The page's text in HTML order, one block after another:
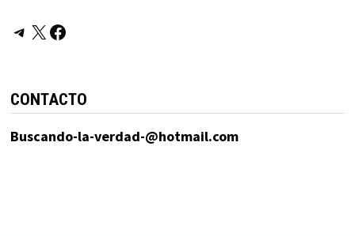
Telegram
X Facebook
CONTACTO
Buscando-la-verdad-@hotmail.com